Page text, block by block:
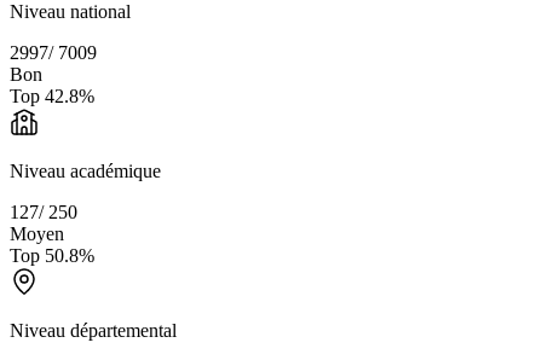
Niveau national
2997/ 7009
Bon
Top 42.8%
Niveau académique
127/250
Moyen
Top 50.8%
Niveau départemental